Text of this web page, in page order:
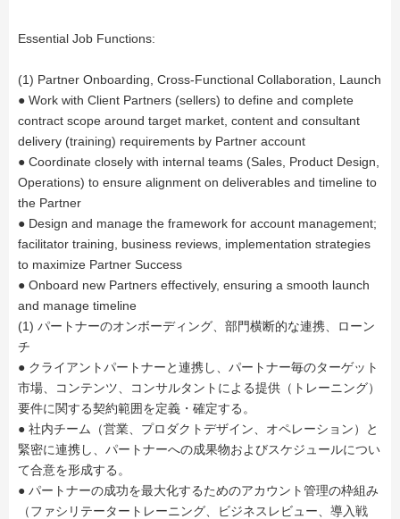
Essential Job Functions:
(1) Partner Onboarding, Cross-Functional Collaboration, Launch
● Work with Client Partners (sellers) to define and complete
contract scope around target market, content and consultant
delivery (training) requirements by Partner account
● Coordinate closely with internal teams (Sales, Product Design,
Operations) to ensure alignment on deliverables and timeline to
the Partner
● Design and manage the framework for account management;
facilitator training, business reviews, implementation strategies
to maximize Partner Success
● Onboard new Partners effectively, ensuring a smooth launch
and manage timeline
(1) パートナーのオンボーディング、部門横断的な連携、ローン
チ
● クライアントパートナーと連携し、パートナー毎のターゲット
市場、コンテンツ、コンサルタントによる提供（トレーニング）
要件に関する契約範囲を定義・確定する。
● 社内チーム（営業、プロダクトデザイン、オペレーション）と
緊密に連携し、パートナーへの成果物およびスケジュールについ
て合意を形成する。
● パートナーの成功を最大化するためのアカウント管理の枠組み
（ファシリテータートレーニング、ビジネスレビュー、導入戦